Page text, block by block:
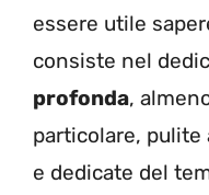
essere utile
consiste nel
profonda,
particolare, pulite
e dedicate del